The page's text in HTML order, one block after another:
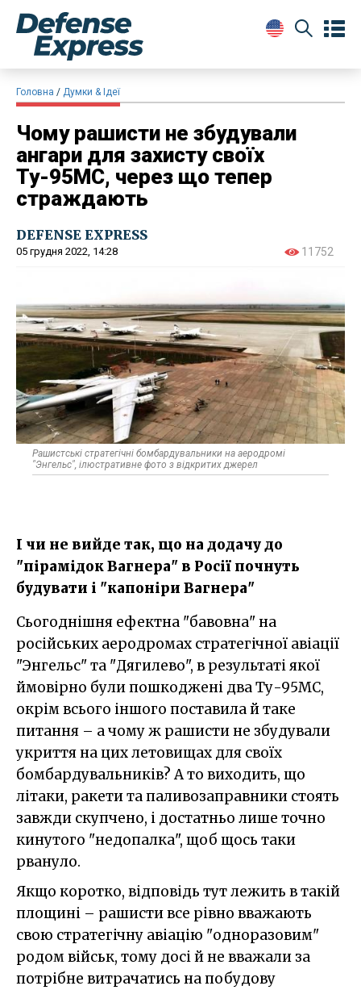
Головна Думки & Ідеї
Чому рашисти не збудували
ангари для захисту своїх
Ту-95МС, через що тепер
страждають
DEFENSE EXPRESS
05 грудня 2022, 14:28 11752
Рашистські стратегічні бомбардувальники на аеродромі
"Энгельс", ілюстративне фото з відкритих джерел
І чи не вийде так, що на додачу до
"пірамідок Вагнера" в Росії почнуть
будувати і "капоніри Вагнера"
Сьогоднішня ефектна "бавовна" на
російських аеродромах стратегічної авіації
"Энгельс" та "Дягилево", в результаті якої
ймовірно були пошкоджені два Ту-95МС,
окрім всього іншого поставила й таке
питання – а чому ж рашисти не збудували
укриття на цих летовищах для своїх
бомбардувальників? А то виходить, що
літаки, ракети та паливозаправники стоять
завжди скупчено, і достатньо лише точно
кинутого "недопалка", щоб щось таки
рвануло.
Якщо коротко, відповідь тут лежить в такій
площині – рашисти все рівно вважають
свою стратегічну авіацію "одноразовим"
родом військ, тому досі й не вважали за
потрібне витрачатись на побудову